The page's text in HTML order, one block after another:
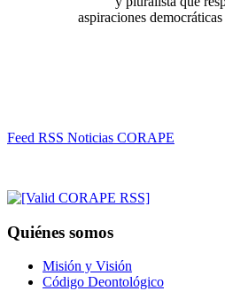
aspiraciones
Feed RSS Noticias CORAPE
Quiénes somos
Misión y Visión
Código Deontológico